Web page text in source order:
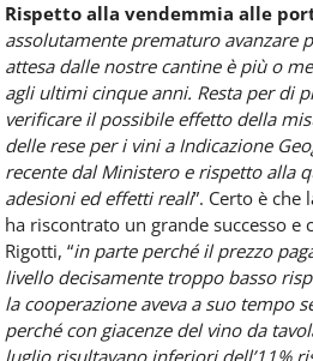
Rispetto alla vendemmia alle
assolutamente prematuro avanzare
attesa dalle nostre cantine è più o
agli ultimi cinque anni. Resta per di
verificare il possibile effetto della
delle rese per i vini a Indicazione
recente dal Ministero e rispetto alla
adesioni ed effetti reali”. Certo è
ha riscontrato un grande successo e
Rigotti, “in parte perché il prezzo
livello decisamente troppo basso
la cooperazione aveva a suo tempo
perché con giacenze del vino da